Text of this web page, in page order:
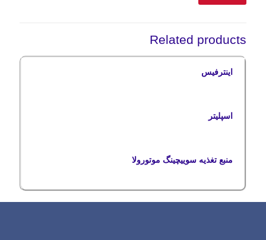
Related products
اینترفیس
اسپلیتر
منبع تغذیه سوییچینگ موتورولا